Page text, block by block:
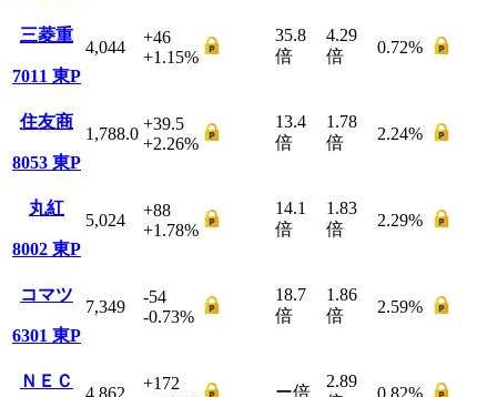
三菱重
7011 東P
4,044
+46
+1.15%
35.8
倍
4.29
倍
0.72%
住友商
8053 東P
1,788.0
+39.5
+2.26%
13.4
倍
1.78
倍
2.24%
丸紅
8002 東P
5,024
+88
+1.78%
14.1
倍
1.83
倍
2.29%
コマツ
6301 東P
7,349
-54
-0.73%
18.7
倍
1.86
倍
2.59%
ＮＥＣ
4,862
+172
ー倍
2.89
0.82%